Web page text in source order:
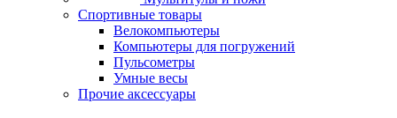
Спортивные товары
Велокомпьютеры
Компьютеры для погружений
Пульсометры
Умные весы
Прочие аксессуары